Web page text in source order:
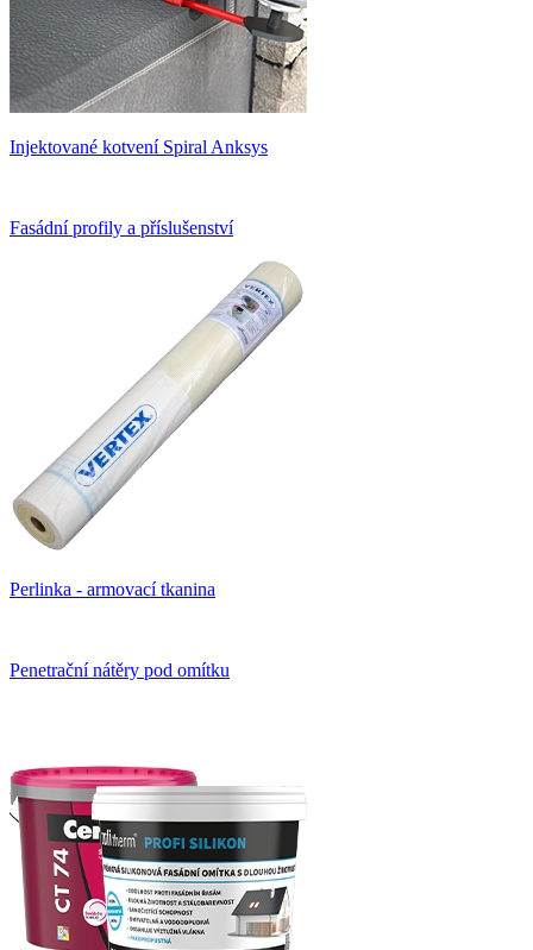
Injektované kotvení Spiral Anksys
Fasádní profily a příslušenství
Perlinka - armovací tkanina
Penetrační nátěry pod omítku